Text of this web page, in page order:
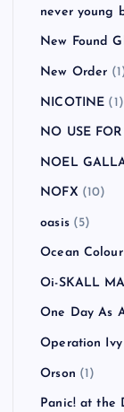
never young
New Found
New Order
NICOTINE (1)
NO USE
NOEL
NOFX (10)
oasis(5)
Ocean Colour
Oi-SKALL
One Day As
Operation Ivy
Orson (1)
Panic! at the